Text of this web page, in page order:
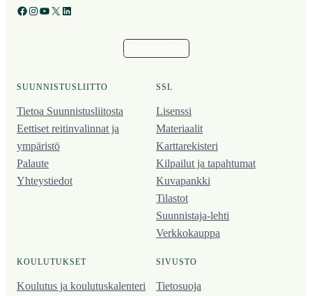
Facebook Instagram YouTube X LinkedIn
SUUNNISTUSLIITTO
Tietoa Suunnistusliitosta
Eettiset reitinvalinnat ja
ympäristö
Palaute
Yhteystiedot
SSL
Lisenssi
Materiaalit
Karttarekisteri
Kilpailut ja tapahtumat
Kuvapankki
Tilastot
Suunnistaja-lehti
Verkkokauppa
KOULUTUKSET
Koulutus ja koulutus­kalenteri
SIVUSTO
Tietosuoja